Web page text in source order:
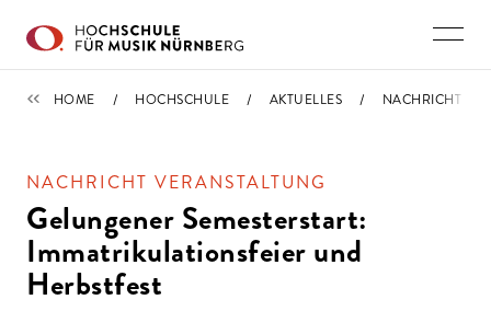
IMPORTIERT
HOME HOCHSCHULE AKTUELLES NACHRICHT
NACHRICHT VERANSTALTUNG
Gelungener Semesterstart:
Immatrikulationsfeier und
Herbstfest